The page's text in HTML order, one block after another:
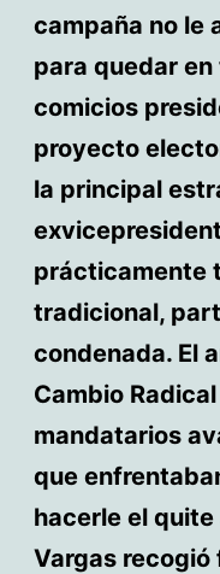
campaña no le
para quedar
comicios
proyecto
la principal
prácticamente
tradicional,
condenada. El
Cambio
mandatarios
que
hacerle el
Vargas